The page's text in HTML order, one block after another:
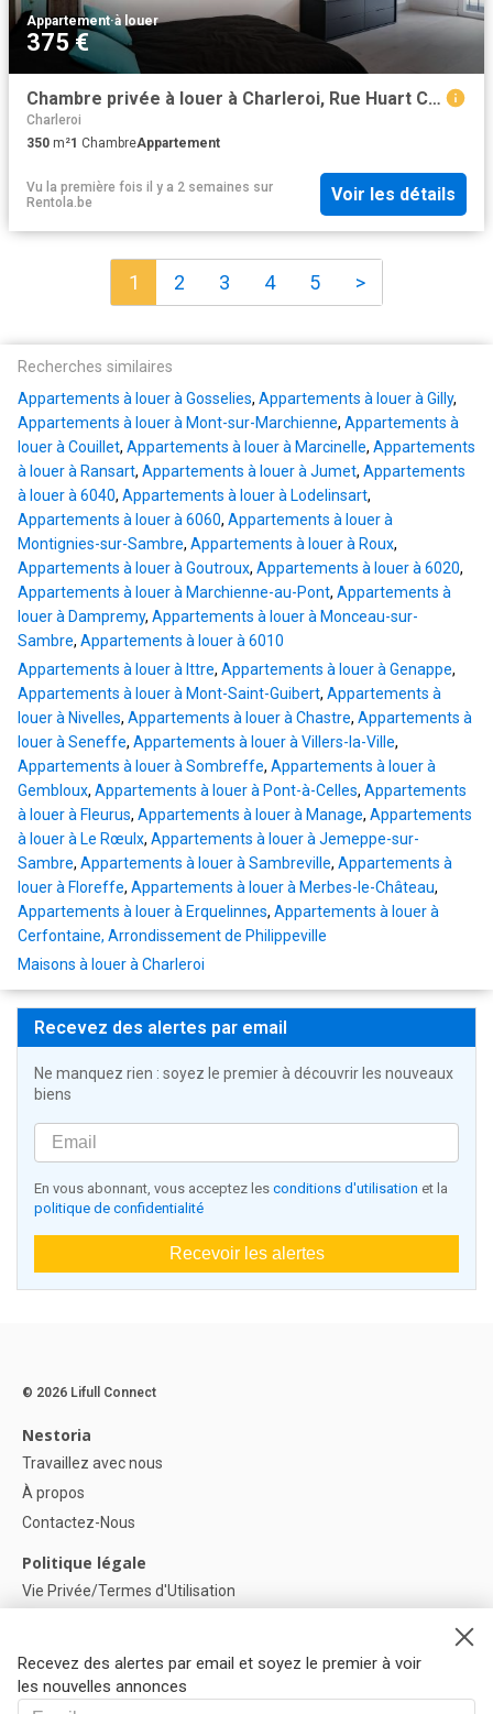
Appartement·à louer
375 €
Chambre privée à louer à Charleroi, Rue Huart Chapel
Charleroi
350 m²1 ChambreAppartement
Vu la première fois il y a 2 semaines sur
Rentola.be
Voir les détails
1 2 3 4 5 >
Recherches similaires
Appartements à louer à Gosselies, Appartements à louer à Gilly,
Appartements à louer à Mont-sur-Marchienne, Appartements à
louer à Couillet, Appartements à louer à Marcinelle, Appartements
à louer à Ransart, Appartements à louer à Jumet, Appartements
à louer à 6040, Appartements à louer à Lodelinsart,
Appartements à louer à 6060, Appartements à louer à
Montignies-sur-Sambre, Appartements à louer à Roux,
Appartements à louer à Goutroux, Appartements à louer à 6020,
Appartements à louer à Marchienne-au-Pont, Appartements à
louer à Dampremy, Appartements à louer à Monceau-sur-
Sambre, Appartements à louer à 6010
Appartements à louer à Ittre, Appartements à louer à Genappe,
Appartements à louer à Mont-Saint-Guibert, Appartements à
louer à Nivelles, Appartements à louer à Chastre, Appartements à
louer à Seneffe, Appartements à louer à Villers-la-Ville,
Appartements à louer à Sombreffe, Appartements à louer à
Gembloux, Appartements à louer à Pont-à-Celles, Appartements
à louer à Fleurus, Appartements à louer à Manage, Appartements
à louer à Le Rœulx, Appartements à louer à Jemeppe-sur-
Sambre, Appartements à louer à Sambreville, Appartements à
louer à Floreffe, Appartements à louer à Merbes-le-Château,
Appartements à louer à Erquelinnes, Appartements à louer à
Cerfontaine, Arrondissement de Philippeville
Maisons à louer à Charleroi
Recevez des alertes par email
Ne manquez rien : soyez le premier à découvrir les nouveaux
biens
En vous abonnant, vous acceptez les conditions d'utilisation et la
politique de confidentialité
Recevoir les alertes
Recevez des alertes par email et soyez le premier à voir
les nouvelles annonces
© 2026 Lifull Connect
Nestoria
Travaillez avec nous
À propos
Contactez-Nous
Politique légale
Vie Privée/Termes d'Utilisation
Paramètres des cookies